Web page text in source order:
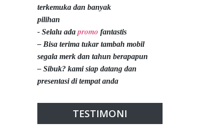
terkemuka dan banyak
pilihan
- Selalu ada promo fantastis
– Bisa terima tukar tambah mobil
segala merk dan tahun berapapun
– Sibuk? kami siap datang dan
presentasi di tempat anda
TESTIMONI